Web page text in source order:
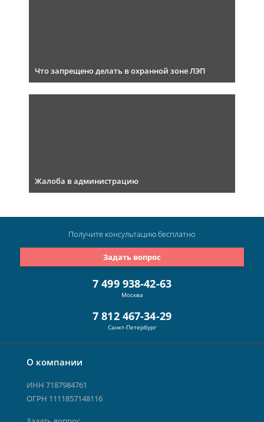
Что запрещено делать в охранной зоне ЛЭП
Жалоба в администрацию
О компании
ИНН 7187984761
ОГРН 1111857148116
7 499 938-42-63
Москва
7 812 467-34-29
Санкт-Петербург
Задать вопрос
Получите консультациюбесплатно